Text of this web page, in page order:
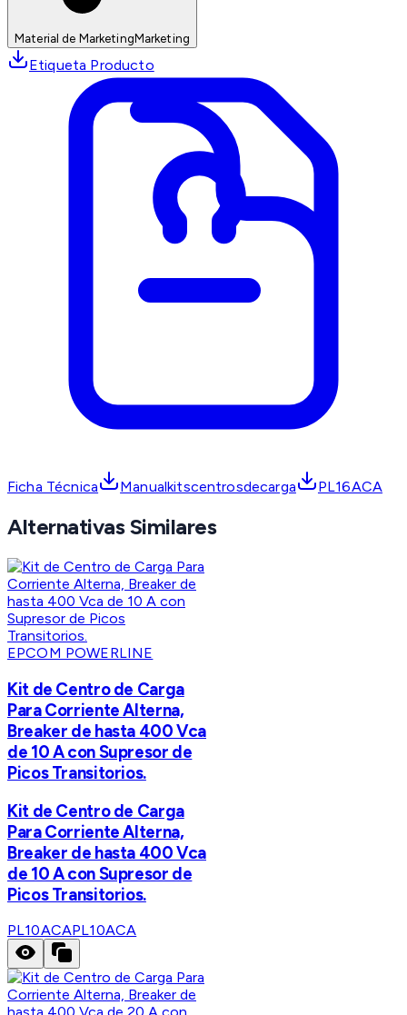
Material de MarketingMarketing
Etiqueta Producto
Ficha Técnica Manualkitscentrosdecarga PL16ACA
Alternativas Similares
EPCOM POWERLINE
Kit de Centro de Carga
Para Corriente Alterna,
Breaker de hasta 400 Vca
de 10 A con Supresor de
Picos Transitorios.
Kit de Centro de Carga
Para Corriente Alterna,
Breaker de hasta 400 Vca
de 10 A con Supresor de
Picos Transitorios.
PL10ACAPL10ACA